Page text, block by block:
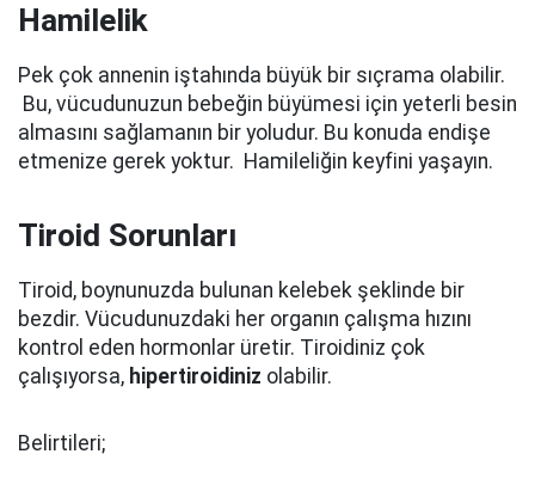
Hamilelik
Pek çok annenin iştahında büyük bir sıçrama olabilir.
Bu, vücudunuzun bebeğin büyümesi için yeterli besin
almasını sağlamanın bir yoludur. Bu konuda endişe
etmenize gerek yoktur. Hamileliğin keyfini yaşayın.
Tiroid Sorunları
Tiroid, boynunuzda bulunan kelebek şeklinde bir
bezdir. Vücudunuzdaki her organın çalışma hızını
kontrol eden hormonlar üretir. Tiroidiniz çok
çalışıyorsa, hipertiroidiniz olabilir.
Belirtileri;